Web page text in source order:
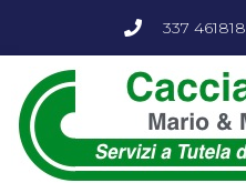
337 461818